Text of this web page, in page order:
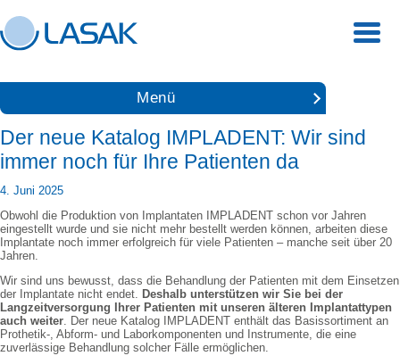
Menü
Der neue Katalog IMPLADENT: Wir sind
immer noch für Ihre Patienten da
4. Juni 2025
Obwohl die Produktion von Implantaten IMPLADENT schon vor Jahren
eingestellt wurde und sie nicht mehr bestellt werden können, arbeiten diese
Implantate noch immer erfolgreich für viele Patienten – manche seit über 20
Jahren.
Wir sind uns bewusst, dass die Behandlung der Patienten mit dem Einsetzen
der Implantate nicht endet. Deshalb unterstützen wir Sie bei der
Langzeitversorgung Ihrer Patienten mit unseren älteren Implantattypen
auch weiter. Der neue Katalog IMPLADENT enthält das Basissortiment an
Prothetik-, Abform- und Laborkomponenten und Instrumente, die eine
zuverlässige Behandlung solcher Fälle ermöglichen.